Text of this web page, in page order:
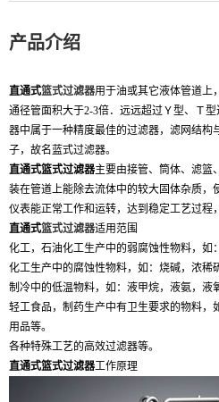
产品介绍
直通式篮式过滤器用于油或其它液体管道上
通径管面积大于2-3倍．远远超过Ｙ型、Ｔ
器中属于一种精度最佳的过滤器，滤网结构
子，故名蓝式过滤器。
直通式篮式过滤器主要由接管、筒体、滤篮
装在管道上能除去流体中的较大固体杂质，
仪表能正常工作和运转，达到稳定工艺过程
直通式篮式过滤器适用范围
化工，石油化工生产中的弱腐蚀性物料，如
化工生产中的腐蚀性物料，如：烧碱，浓稀
制冷中的低温物料，如：液甲烷，液氨，液
轻工食品，制药生产中有卫生要求的物料，
用品等。
各种特殊工艺的高效过滤器等。
直通式篮式过滤器工作原理